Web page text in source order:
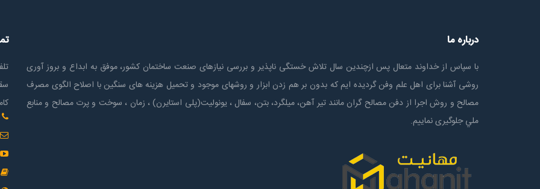
درباره ما
با سپاس از خداوند متعال پس ازچندين سال تلاش خستگی ناپذير و بررسی نیازهای صنعت ساختمان كشور، موفق به ابداع و بروز آوری
روشی آشنا برای اهل علم وفن گردیده ایم که بدون بر هم زدن ابزار و روشهای موجود و تحمیل هزینه های سنگین با اصلاح الگوی مصرف
مصالح و روش اجرا از دفن مصالح گران مانند تیر آهن، میلگرد، بتن، سفال ، یونولیت(پلی استايرن) ، زمان ، سوخت و پرت مصالح و منابع
ملي جلوگیری نماییم.